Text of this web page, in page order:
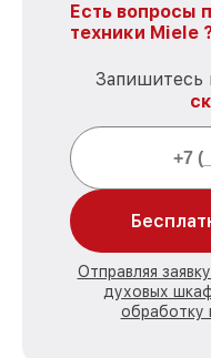
Есть вопросы
техники Miele
Запишитесь
Отправляя
духовых
обработку